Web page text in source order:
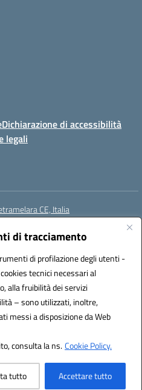
di tracciamento
di profilazione degli utenti -
tecnici necessari al
alla fruibilità dei servizi
– sono utilizzati, inoltre,
messi a disposizione da Web
consulta la ns.Cookie Policy.
tutto Accettare tutto
Dichiarazione di accessibilità
legali
CE, Italia
CEIC8AB009@pec.istruzione.it
(IPA): istsc_CEIC8AB009
by 3D Solution S.r.l.
by Designers Italia